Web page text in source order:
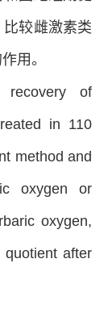
较雌激素类
用。
recovery of
in 110
method and
oxygen or
oxygen,
after